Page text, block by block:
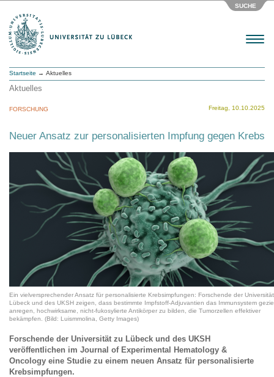
SUCHE
Menu
Startseite → Aktuelles
Aktuelles
Freitag, 10.10.2025
FORSCHUNG
Neuer Ansatz zur personalisierten Impfung gegen Krebs
Ein vielversprechender Ansatz für personalisierte Krebsimpfungen: Forschende der
Lübeck und des UKSH zeigen, dass bestimmte Impfstoff-Adjuvantien das Immunsystem
anregen, hochwirksame, nicht-fukosylierte Antikörper zu bilden, die Tumorzellen effektiver
bekämpfen. (Bild: Luismmolina, Getty Images)
Forschende der Universität zu Lübeck und des UKSH
veröffentlichen im Journal of Experimental Hematology &
Oncology eine Studie zu einem neuen Ansatz für personalisierte
Krebsimpfungen.